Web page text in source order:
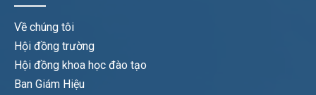
Về chúng tôi
Hội đồng trường
Hội đồng khoa học đào tạo
Ban Giám Hiệu